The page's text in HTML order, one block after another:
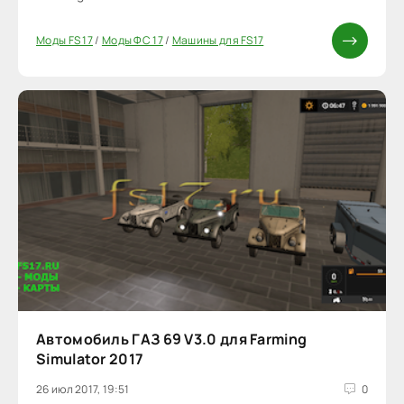
Моды FS 17/ Моды ФС 17/ Машины для FS17
Автомобиль ГАЗ 69 V3.0 для Farming
Simulator 2017
26 июл 2017, 19:51 0